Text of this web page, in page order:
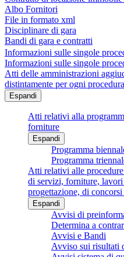
Albo Fornitori
File in formato xml
Disciplinare di gara
Bandi di gara e contratti
Informazioni sulle singole
Informazioni sulle singole
Atti delle amministrazioni
distintamente per ogni procedura
Espandi
Atti relativi alla
forniture
Espandi
Programma
Programma
Atti relativi alle
di servizi, forniture,
progettazione, di
Espandi
Avvisi di
Determina a
Avvisi e Bandi
Avviso sui risultati